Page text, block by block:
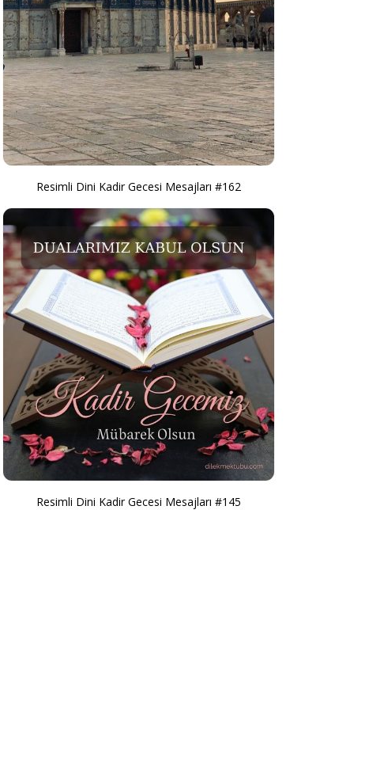
Resimli Dini Kadir Gecesi Mesajları #162
Resimli Dini Kadir Gecesi Mesajları #145